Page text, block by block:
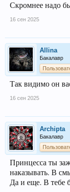
Скромнее надо
16 сен 2025
Allina
Бакалавр
Так видимо он
16 сен 2025
Archipta
Бакалавр
Принцесса ты
наказывать. В
Да и еще. В тебе